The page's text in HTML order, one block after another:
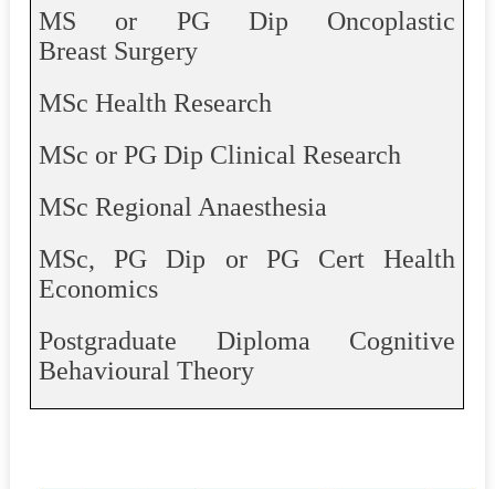
MS or PG Dip Oncoplastic
Breast Surgery
MSc Health Research
MSc or PG Dip Clinical Research
MSc Regional Anaesthesia
MSc, PG Dip or PG Cert Health
Economics
Postgraduate Diploma Cognitive
Behavioural Theory